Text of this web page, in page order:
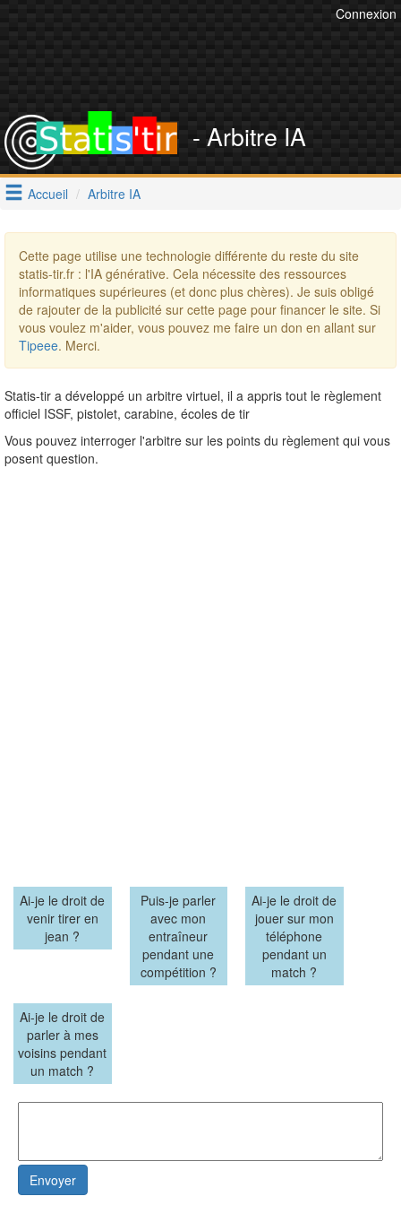
Connexion
- Arbitre IA
Accueil Arbitre IA
Cette page utilise une technologie différente du reste du site
statis-tir.fr : l'IA générative. Cela nécessite des ressources
informatiques supérieures (et donc plus chères). Je suis obligé
de rajouter de la publicité sur cette page pour financer le site. Si
vous voulez m'aider, vous pouvez me faire un don en allant sur
Tipeee. Merci.
Statis-tir a développé un arbitre virtuel, il a appris tout le règlement
officiel ISSF, pistolet, carabine, écoles de tir
Vous pouvez interroger l'arbitre sur les points du règlement qui vous
posent question.
Ai-je le droit de
venir tirer en
jean ?
Puis-je parler
avec mon
entraîneur
pendant une
compétition ?
Ai-je le droit de
jouer sur mon
téléphone
pendant un
match ?
Ai-je le droit de
parler à mes
voisins pendant
un match ?
Envoyer